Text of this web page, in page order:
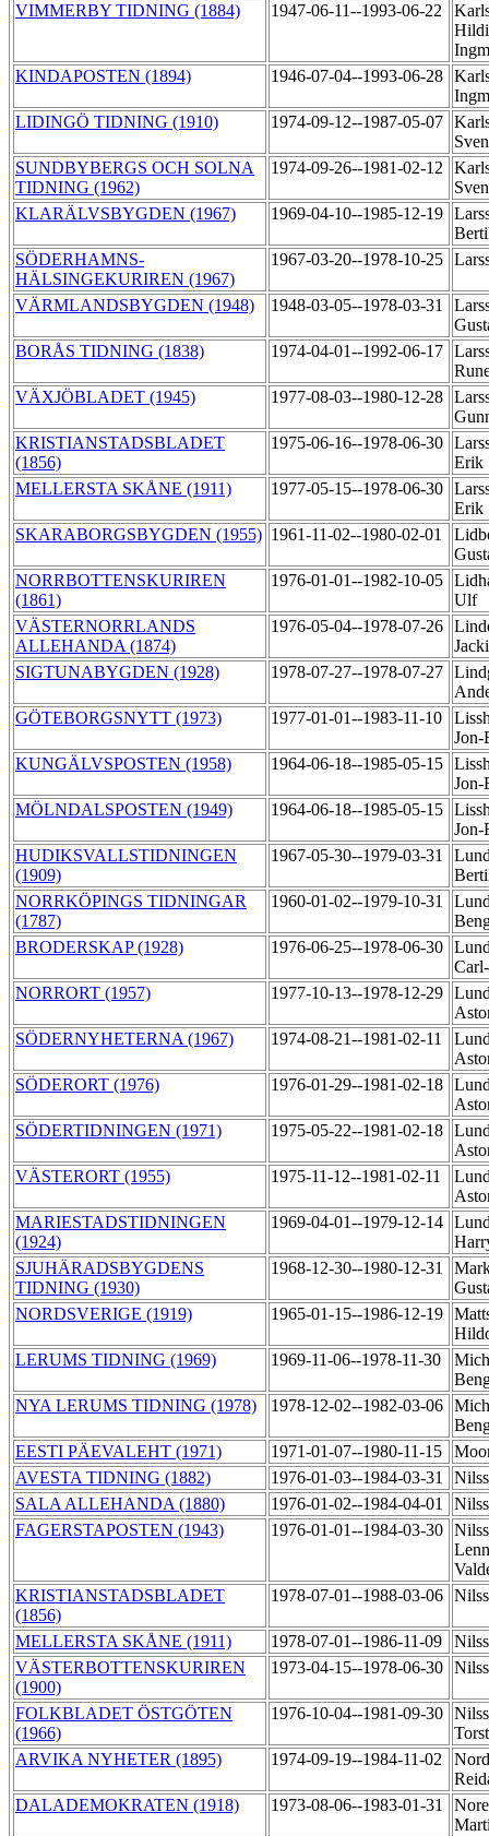
VIMMERBY TIDNING (1884)
1947-06-11--1993-06-22
KINDAPOSTEN (1894)
1946-07-04--1993-06-28
LIDINGÖ TIDNING (1910)
1974-09-12--1987-05-07
SUNDBYBERGS OCH SOLNA
TIDNING (1962)
1974-09-26--1981-02-12
KLARÄLVSBYGDEN (1967)
1969-04-10--1985-12-19
SÖDERHAMNS-
HÄLSINGEKURIREN (1967)
1967-03-20--1978-10-25
VÄRMLANDSBYGDEN (1948) 1948-03-05--1978-03-31
BORÅS TIDNING (1838)
1974-04-01--1992-06-17
VÄXJÖBLADET (1945)
1977-08-03--1980-12-28
KRISTIANSTADSBLADET
(1856)
1975-06-16--1978-06-30
Erik
MELLERSTA SKÅNE (1911)
1977-05-15--1978-06-30
Erik
SKARABORGSBYGDEN (1955) 1961-11-02--1980-02-01
NORRBOTTENSKURIREN
(1861)
1976-01-01--1982-10-05
Ulf
VÄSTERNORRLANDS
ALLEHANDA (1874)
1976-05-04--1978-07-26
SIGTUNABYGDEN (1928)
1978-07-27--1978-07-27
GÖTEBORGSNYTT (1973)
1977-01-01--1983-11-10
KUNGÄLVSPOSTEN (1958)
1964-06-18--1985-05-15
MÖLNDALSPOSTEN (1949)
1964-06-18--1985-05-15
HUDIKSVALLSTIDNINGEN
(1909)
1967-05-30--1979-03-31
NORRKÖPINGS TIDNINGAR
(1787)
1960-01-02--1979-10-31
BRODERSKAP (1928)
1976-06-25--1978-06-30
NORRORT (1957)
1977-10-13--1978-12-29
SÖDERNYHETERNA (1967)
1974-08-21--1981-02-11
SÖDERORT (1976)
1976-01-29--1981-02-18
SÖDERTIDNINGEN (1971)
1975-05-22--1981-02-18
VÄSTERORT (1955)
1975-11-12--1981-02-11
MARIESTADSTIDNINGEN
(1924)
1969-04-01--1979-12-14
SJUHÄRADSBYGDENS
TIDNING (1930)
1968-12-30--1980-12-31
NORDSVERIGE (1919)
1965-01-15--1986-12-19
LERUMS TIDNING (1969)
1969-11-06--1978-11-30
NYA LERUMS TIDNING (1978)
1978-12-02--1982-03-06
EESTI PÄEVALEHT (1971)
1971-01-07--1980-11-15
AVESTA TIDNING (1882)
1976-01-03--1984-03-31
SALA ALLEHANDA (1880)
1976-01-02--1984-04-01
FAGERSTAPOSTEN (1943)
1976-01-01--1984-03-30
KRISTIANSTADSBLADET
(1856)
1978-07-01--1988-03-06
MELLERSTA SKÅNE (1911) 1978-07-01--1986-11-09
VÄSTERBOTTENSKURIREN
(1900)
1973-04-15--1978-06-30
FOLKBLADET ÖSTGÖTEN
(1966)
1976-10-04--1981-09-30
ARVIKA NYHETER (1895)
1974-09-19--1984-11-02
DALADEMOKRATEN (1918)
1973-08-06--1983-01-31